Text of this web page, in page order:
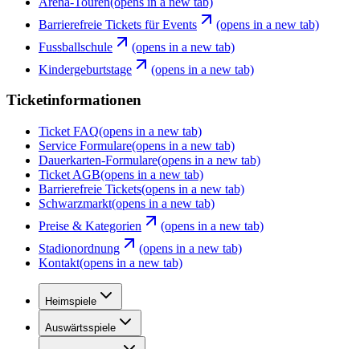
Barrierefreie Tickets für Events
(opens in a new tab)
Fussballschule
(opens in a new tab)
Kindergeburtstage
(opens in a new tab)
Ticketinformationen
Ticket FAQ(opens in a new tab)
Service Formulare(opens in a new tab)
Dauerkarten-Formulare(opens in a new tab)
Ticket AGB(opens in a new tab)
Barrierefreie Tickets(opens in a new tab)
Schwarzmarkt(opens in a new tab)
Preise & Kategorien
(opens in a new tab)
Stadionordnung
(opens in a new tab)
Kontakt(opens in a new tab)
Heimspiele
Auswärtsspiele